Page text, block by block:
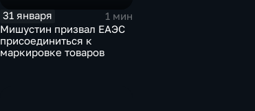
31 января
1 мин
Мишустин призвал ЕАЭС
присоединиться к
маркировке товаров